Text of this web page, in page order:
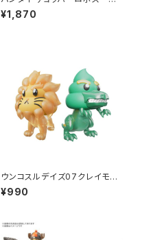
ー2号&3号(ヘビーアーマー&ホ
ーンドーザー プラモデル ワンピ
¥1,870
ウンコスルデイズ07クレイモデ
ルキットあにまるうんちセット2
ティラノ&ライオン プラモデル
¥990